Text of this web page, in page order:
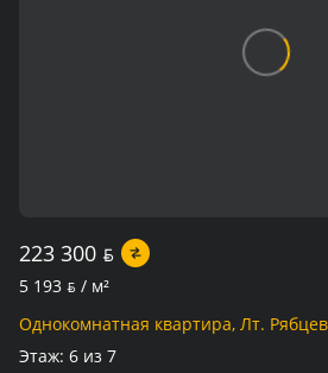
223 300 BYN
5 193 BYN / м²
Однокомнатная квартира, Лт.
Этаж: 6 из 7